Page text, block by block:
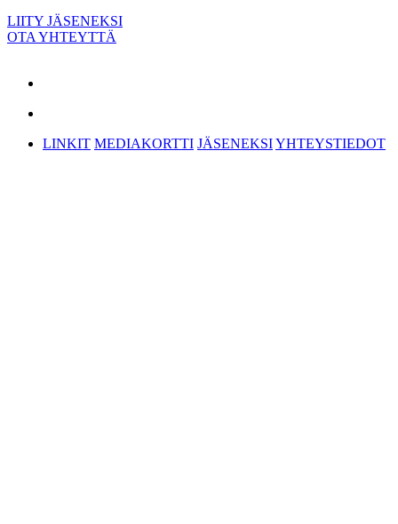
LIITY JÄSENEKSI
OTA YHTEYTTÄ
LINKIT MEDIAKORTTI JÄSENEKSIYHTEYSTIEDOT